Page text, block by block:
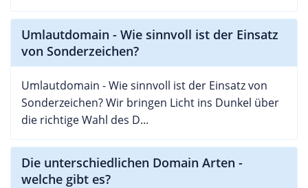
Umlautdomain - Wie sinnvoll ist der Einsatz
von Sonderzeichen?
Umlautdomain - Wie sinnvoll ist der Einsatz von
Sonderzeichen? Wir bringen Licht ins Dunkel über
die richtige Wahl des D...
Die unterschiedlichen Domain Arten -
welche gibt es?